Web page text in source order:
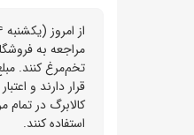
مراجعه به
تخم‌مرغ کنند.
کالابرگ در تمام
استفاده کنند.